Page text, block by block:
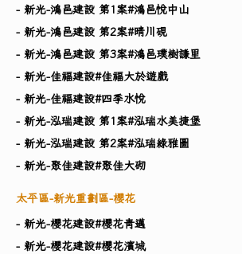
- 新光-鴻邑建設 第1案#鴻邑悅中山
- 新光-鴻邑建設 第2案#晴川硯
- 新光-鴻邑建設 第3案#鴻邑璞樹謙里
- 新光-佳福建設#佳福大於遊戲
- 新光-佳福建設#四季水悅
- 新光-泓瑞建設 第1案#泓瑞水美捷堡
- 新光-泓瑞建設 第2案#泓瑞綠雅圖
- 新光-聚佳建設#聚佳大砌
太平區-新光重劃區-櫻花
- 新光-櫻花建設#櫻花青邁
- 新光-櫻花建設#櫻花濱城